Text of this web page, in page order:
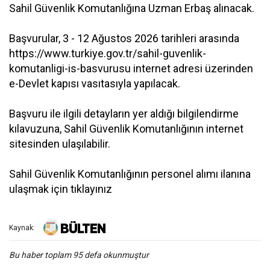
Sahil Güvenlik Komutanlığına Uzman Erbaş alınacak.
Başvurular, 3 - 12 Ağustos 2026 tarihleri arasında
https://www.turkiye.gov.tr/sahil-guvenlik-
komutanligi-is-basvurusu internet adresi üzerinden
e-Devlet kapısı vasıtasıyla yapılacak.
Başvuru ile ilgili detayların yer aldığı bilgilendirme
kılavuzuna, Sahil Güvenlik Komutanlığının internet
sitesinden ulaşılabilir.
Sahil Güvenlik Komutanlığının personel alımı ilanına
ulaşmak için tıklayınız
Kaynak:
Bu haber toplam 95 defa okunmuştur